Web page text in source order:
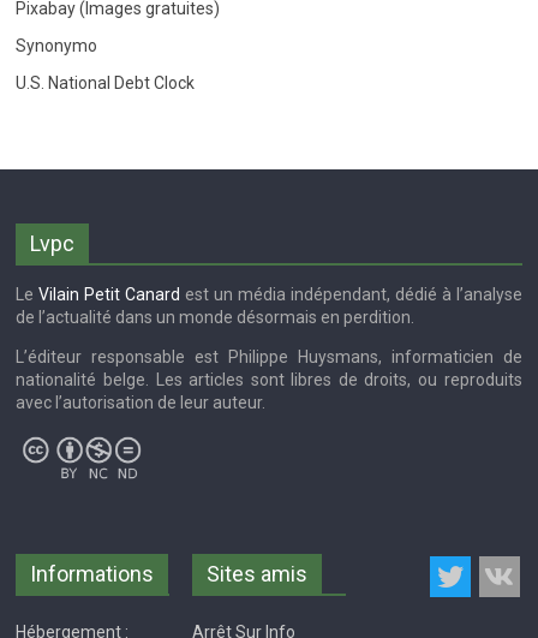
Pixabay (Images gratuites)
Synonymo
U.S. National Debt Clock
Lvpc
LeVilain Petit Canard est un média indépendant, dédié à l’analyse
de l’actualité dans un monde désormais en perdition.
L’éditeur responsable est Philippe Huysmans, informaticien de
nationalité belge. Les articles sont libres de droits, ou reproduits
avec l’autorisation de leur auteur.
Informations
Hébergement :
Sites amis
Arrêt Sur Info